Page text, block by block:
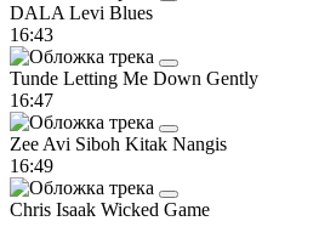
DALA Levi Blues
16:43
Tunde Letting Me Down Gently
16:47
Zee Avi Siboh Kitak Nangis
16:49
Chris Isaak Wicked Game